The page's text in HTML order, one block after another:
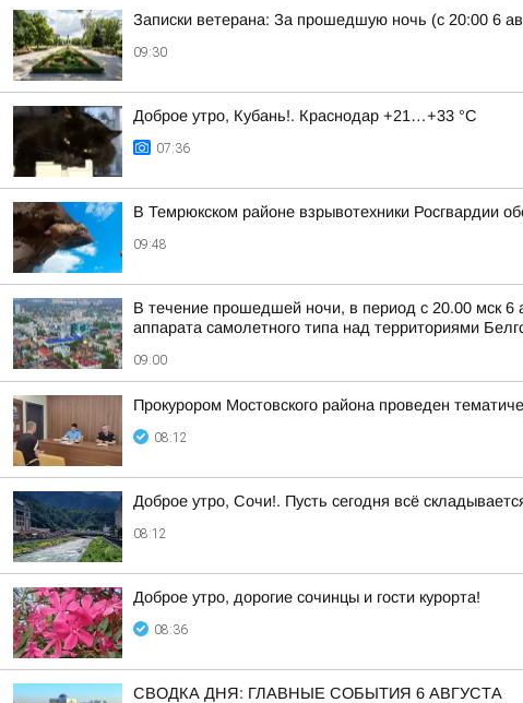
Записки ветерана: За прошедшую ночь (с 20:00 6
09:30
Доброе утро, Кубань!. Краснодар +21…+33 °С
07:36
В Темрюкском районе взрывотехники Росгвардии
09:48
В течение прошедшей ночи, в период с 20.00 мск 6
аппарата самолетного типа над территориями
09:00
Прокурором Мостовского района проведен
08:12
Доброе утро, Сочи!. Пусть сегодня всё
08:12
Доброе утро, дорогие сочинцы и гости курорта!
08:36
СВОДКА ДНЯ: ГЛАВНЫЕ СОБЫТИЯ 6 АВГУСТА